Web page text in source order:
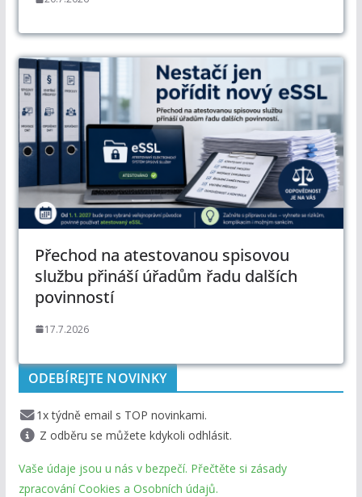
Přechod na atestovanou spisovou
službu přináší úřadům řadu dalších
povinností
17.7.2026
ODEBÍREJTE NOVINKY
1x týdně email s TOP novinkami.
Z odběru se můžete kdykoli odhlásit.
Vaše údaje jsou u nás v bezpečí. Přečtěte si zásady
zpracování Cookies a Osobních údajů.